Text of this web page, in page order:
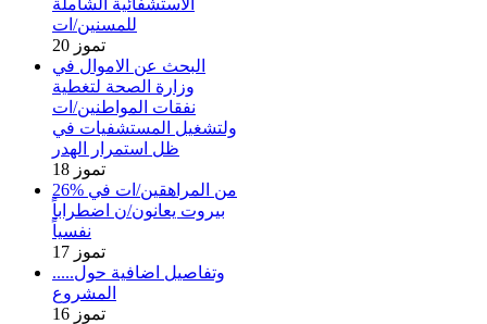
للمسنين/ات
20 تموز
البحث عن الاموال في
وزارة الصحة لتغطية
نفقات المواطنين/ات
ولتشغيل المستشفيات في
ظل استمرار الهدر
18 تموز
26% من المراهقين/ات في
بيروت يعانون/ن اضطراباً
نفسياً
17 تموز
.....وتفاصيل اضافية حول
المشروع
16 تموز